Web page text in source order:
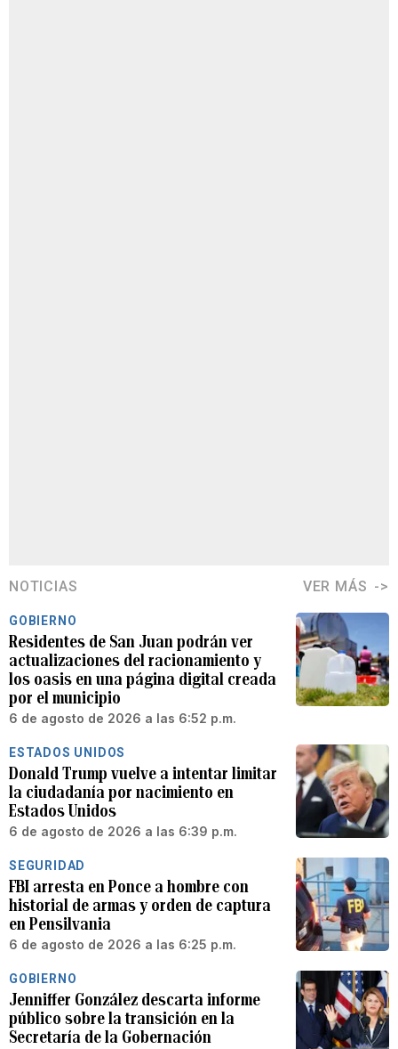
NOTICIAS VER MÁS
GOBIERNO
Residentes de San Juan podrán ver
actualizaciones del racionamiento y
los oasis en una página digital creada
por el municipio
6 de agosto de 2026 a las 6:52 p.m.
ESTADOS UNIDOS
Donald Trump vuelve a intentar limitar
la ciudadanía por nacimiento en
Estados Unidos
6 de agosto de 2026 a las 6:39 p.m.
SEGURIDAD
FBI arresta en Ponce a hombre con
historial de armas y orden de captura
en Pensilvania
6 de agosto de 2026 a las 6:25 p.m.
GOBIERNO
Jenniffer González descarta informe
público sobre la transición en la
Secretaría de la Gobernación